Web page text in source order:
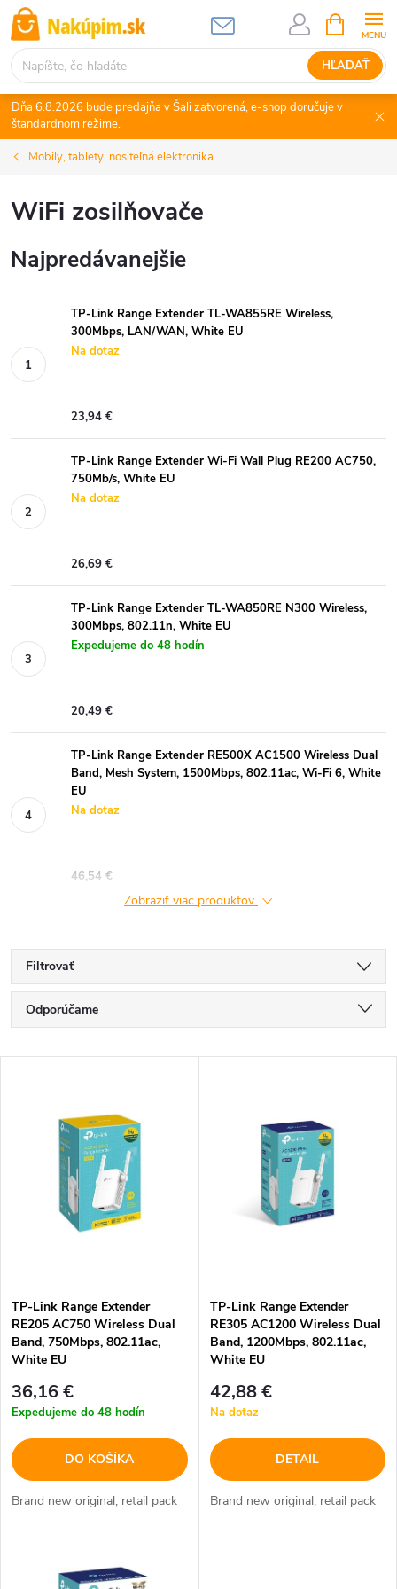
Prejsť
na
obsah
HĽADAŤ
KOŠÍK
Dňa 6.8.2026 bude predajňa v Šali zatvorená, e-shop doručuje v
štandardnom režime.
Mobily, tablety, nositeľná elektronika
WiFi zosilňovače
Najpredávanejšie
TP-Link Range Extender TL-WA855RE Wireless,
300Mbps, LAN/WAN, White EU
Na dotaz
23,94 €
TP-Link Range Extender Wi-Fi Wall Plug RE200 AC750,
750Mb/s, White EU
Na dotaz
26,69 €
TP-Link Range Extender TL-WA850RE N300 Wireless,
300Mbps, 802.11n, White EU
Expedujeme do 48 hodín
20,49 €
TP-Link Range Extender RE500X AC1500 Wireless Dual
Band, Mesh System, 1500Mbps, 802.11ac, Wi-Fi 6, White
EU
Na dotaz
46,54 €
Zobraziť viac produktov
Filtrovať
R
a
p
r
o
d
u
Odporúčame
Najpredávanejšie
Abecedne
p
r
o
d
u
k
TP-Link Range Extender
RE205 AC750 Wireless Dual
Band, 750Mbps, 802.11ac,
White EU
36,16 €
Expedujeme do 48 hodín
DO KOŠÍKA
Brand new original, retail pack
TP-Link Range Extender
RE305 AC1200 Wireless Dual
Band, 1200Mbps, 802.11ac,
White EU
42,88 €
Na dotaz
DETAIL
Brand new original, retail pack